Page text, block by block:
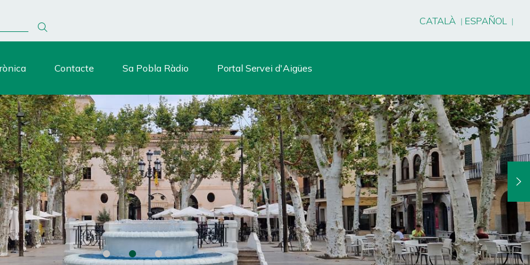
CATALÀ ESPAÑOL
Contacte Sa Pobla Ràdio Portal Servei d'Aigües